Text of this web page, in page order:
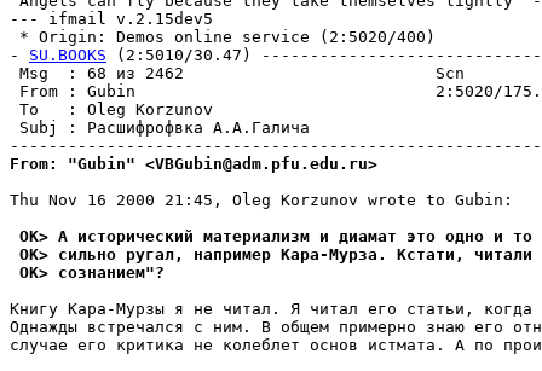
--- ifmail v.2.15dev5
* Origin: Demos online service (2:5020/400)
- SU.BOOKS (2:5010/30.47)
Msg  : 68 из 2462
From : Gubin                               2:5020/175.2
To   : Oleg Korzunov
Subj : Раcшифpофвка
From: "Gubin" <VBGubin@adm.pfu.edu.ru>
Thu Nov 16 2000 21:45, Oleg Korzunov wrote to Gubin:
OK> А исторический материализм и диамат это одно и
OK> сильно ругал, например Кара-Мурза. Кстати, читали
OK> сознанием"?
Книгу Кара-Мурзы я не читал. Я читал его статьи,
Однажды встречался с ним. В общем примерно знаю его
случае его критика не колеблет основ истмата. А по